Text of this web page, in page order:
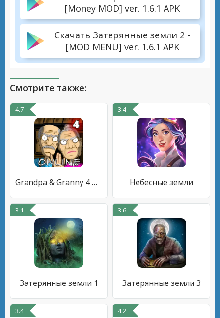
[Money MOD] ver. 1.6.1 APK
Скачать Затерянные земли 2 -
[MOD MENU] ver. 1.6.1 APK
Смотрите также:
4.7
Grandpa & Granny 4 Online Game
3.4
Небесные земли
3.1
Затерянные земли 1
3.6
Затерянные земли 3
3.4 4.2